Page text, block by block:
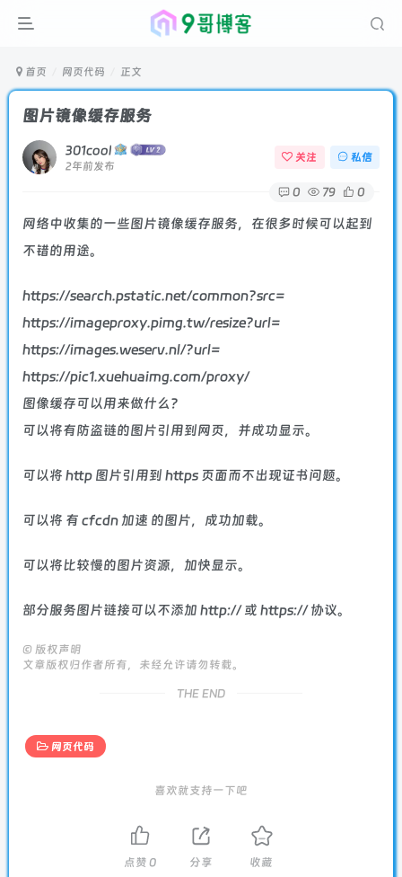
首页 网页代码 正文
图片镜像缓存服务
301cool
2年前发布
关注 私信
0 79 0
网络中收集的一些图片镜像缓存服务，在很多时候可以起到
不错的用途。
https://​search.psta­tic.net/​com­mon?src=
https://​im­age­proxy.pimg.tw/​re­size?url=
https://​im­ages.we­serv.nl/?​url=
https://​pic1.xue­huaimg.com/​proxy/
图像缓存可以用来做什么？
可以将有防盗链的图片引用到网页，并成功显示。
可以将 http 图片引用到 https 页面而不出现证书问题。
可以将 有 cfcdn 加速 的图片，成功加载。
可以将比较慢的图片资源，加快显示。
部分服务图片链接可以不添加 http:// 或 https:// 协议。
© 版权声明
文章版权归作者所有，未经允许请勿转载。
THE END
网页代码
喜欢就支持一下吧
点赞 0 分享 收藏